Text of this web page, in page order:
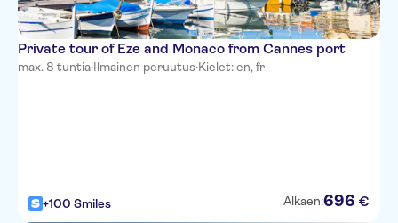
Villa Bougainville by
HappyCulture
Ibis Nice Centre Notre-Dame
Mediterranee
Private tour of Eze and Monaco from Cannes port
max. 8 tuntia·Ilmainen peruutus·Kielet: en, fr
+100 Smiles Alkaen:696 €